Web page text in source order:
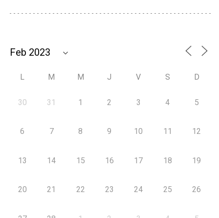
L M M J V S D
30 31 1 2 3 4 5
6 7 8 9 10 11 12
13 14 15 16 17 18 19
20 21 22 23 24 25 26